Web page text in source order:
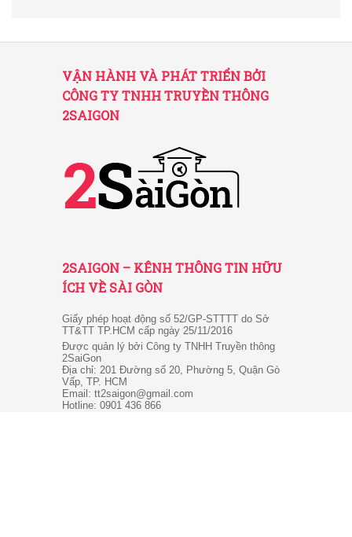
VẬN HÀNH VÀ PHÁT TRIỂN BỞI
CÔNG TY TNHH TRUYỀN THÔNG
2SAIGON
2SAIGON – KÊNH THÔNG TIN HỮU
ÍCH VỀ SÀI GÒN
Giấy phép hoạt động số 52/GP-STTTT do Sở
TT&TT TP.HCM cấp ngày 25/11/2016
Được quản lý bởi Công ty TNHH Truyền thông
2SaiGon
Địa chỉ: 201 Đường số 20, Phường 5, Quận Gò
Vấp, TP. HCM
Email: tt2saigon@gmail.com
Hotline: 0901 436 866